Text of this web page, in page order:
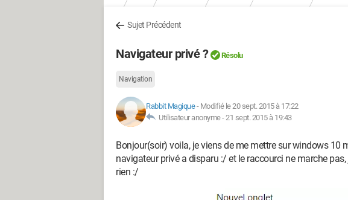
Sujet Précédent
Navigateur privé ? Résolu
Navigation
Rabbit Magique- Modifié le 20 sept. 2015 à 17:22
Utilisateur anonyme -21 sept. 2015 à 19:43
Bonjour(soir) voila, je viens de me mettre sur windows 10
navigateur privé a disparu :/ et le raccourci ne marche
rien :/